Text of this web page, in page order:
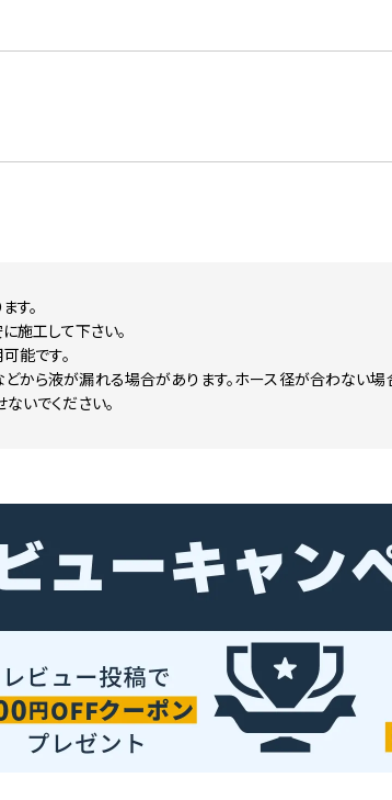
す。
施工して下さい。
能です。
ら液が漏れる場合があります。ホース径が合わない場
いでください。